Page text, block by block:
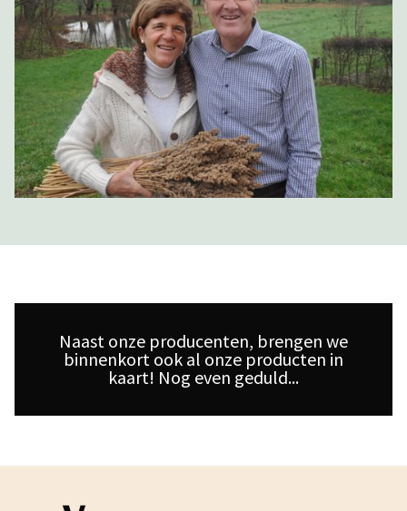
Naast onze producenten, brengen we
binnenkort ook al onze producten in
kaart! Nog even geduld...